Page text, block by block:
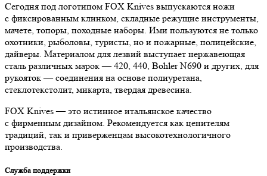
Сегодня под логотипом FOX Knives выпускаются ножи
с фиксированным клинком, складные режущие инструменты,
мачете, топоры, походные наборы. Ими пользуются не только
охотники, рыболовы, туристы, но и пожарные, полицейские,
дайверы. Материалом для лезвий выступает нержавеющая
сталь различных марок — 420, 440, Bohler N690 и других, для
рукояток — соединения на основе полиуретана,
стеклотекстолит, микарта, твердая древесина.
FOX Knives — это истинное итальянское качество
с фирменным дизайном. Рекомендуется как ценителям
традиций, так и приверженцам высокотехнологичного
производства.
Служба поддержки